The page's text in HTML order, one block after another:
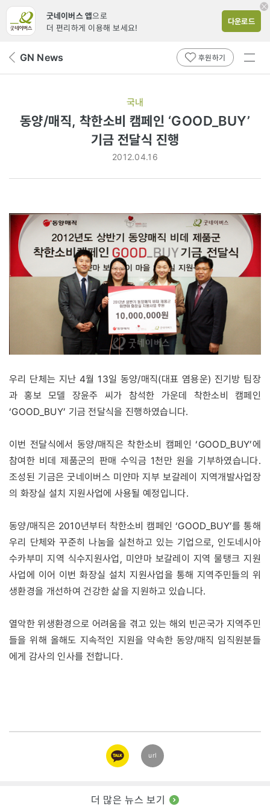
굿네이버스 앱으로
더 편리하게 이용해 보세요!
다운로드
뒤 GN News 후원하기
전체
국내
동양/매직, 착한소비 캠페인 ‘GOOD_BUY’
기금 전달식 진행
2012.04.16
우리 단체는 지난 4월 13일 동양/매직(대표 염용운) 진기방 팀장
과 홍보 모델 장윤주 씨가 참석한 가운데 착한소비 캠페인
‘GOOD_BUY’ 기금 전달식을 진행하였습니다.
이번 전달식에서 동양/매직은 착한소비 캠페인 ‘GOOD_BUY’에
참여한 비데 제품군의 판매 수익금 1천만 원을 기부하였습니다.
조성된 기금은 굿네이버스 미얀마 지부 보갈레이 지역개발사업장
의 화장실 설치 지원사업에 사용될 예정입니다.
동양/매직은 2010년부터 착한소비 캠페인 ‘GOOD_BUY’를 통해
우리 단체와 꾸준히 나눔을 실천하고 있는 기업으로, 인도네시아
수카부미 지역 식수지원사업, 미얀마 보갈레이 지역 물탱크 지원
사업에 이어 이번 화장실 설치 지원사업을 통해 지역주민들의 위
생환경을 개선하여 건강한 삶을 지원하고 있습니다.
열악한 위생환경으로 어려움을 겪고 있는 해외 빈곤국가 지역주민
들을 위해 올해도 지속적인 지원을 약속한 동양/매직 임직원분들
에게 감사의 인사를 전합니다.
카카오
링크
url
더 많은 뉴스 보기